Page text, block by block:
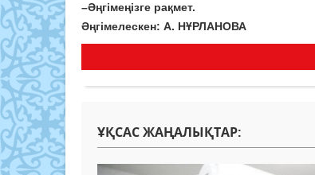
–Әңгімеңізге рақмет.
Әңгімелескен: А. НҰРЛАНОВА
ҰҚСАС ЖАҢАЛЫҚТАР: